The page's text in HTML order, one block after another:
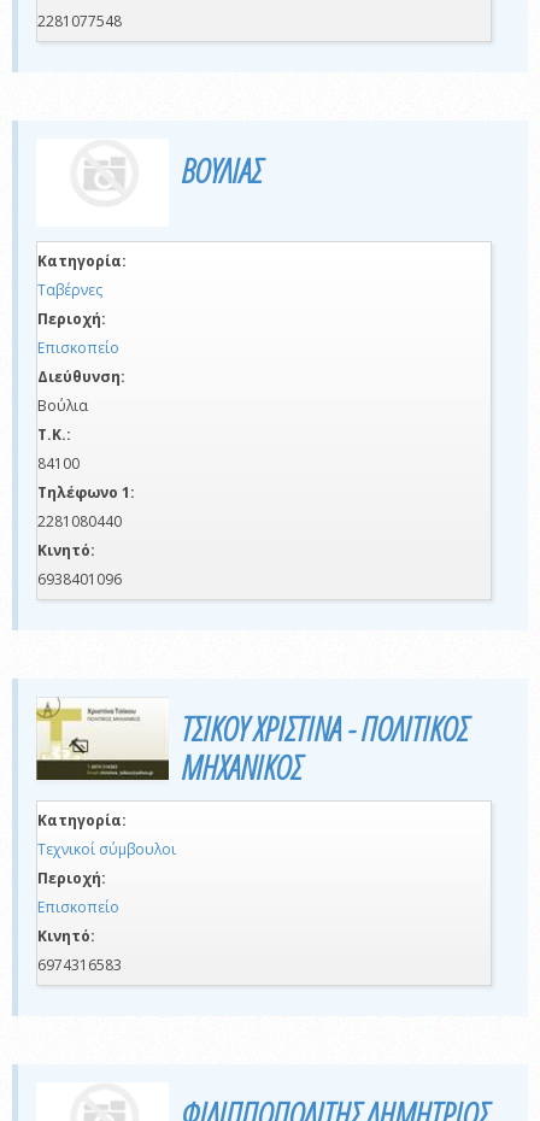
2281077548
ΒΟΥΛΙΑΣ
Κατηγορία:
Ταβέρνες
Περιοχή:
Επισκοπείο
Διεύθυνση:
Βούλια
Τ.Κ.:
84100
Τηλέφωνο 1:
2281080440
Κινητό:
6938401096
ΤΣΙΚΟΥ ΧΡΙΣΤΙΝΑ - ΠΟΛΙΤΙΚΟΣ
ΜΗΧΑΝΙΚΟΣ
Κατηγορία:
Τεχνικοί σύμβουλοι
Περιοχή:
Επισκοπείο
Κινητό:
6974316583